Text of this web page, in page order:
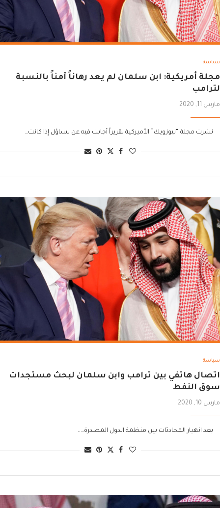
سياسة
مجلة أمريكية: ابن سلمان لم يعد رهاناً آمناً بالنسبة
لترامب
مارس 11, 2020
نشرت مجلة “نيوزويك” الأميركية تقريراً أجابت فيه عن تساؤل إذا كانت…
سياسة
اتصال هاتفي بين ترامب وابن سلمان لبحث مستجدات
سوق النفط
مارس 10, 2020
بعد انهيار المحادثات بين منظمة الدول المصدرة…..